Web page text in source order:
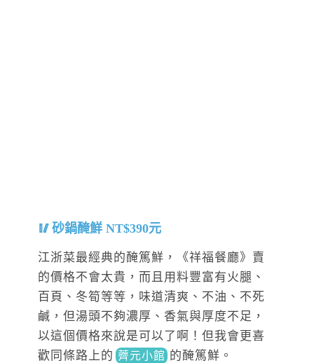
砂鍋醃鮮 NT$390元
江浙菜最經典的醃篤鮮，《祥福餐廳》賣
的價格不會太貴，而且用料豐富有火腿、
百頁、冬筍等等，味道清爽、不油、不死
鹹，但湯頭不夠濃厚、香氣與厚度不足，
以這個價格來說是可以了啊！但我會更喜
歡同條路上 的 薺元小館 的醃篤鮮。